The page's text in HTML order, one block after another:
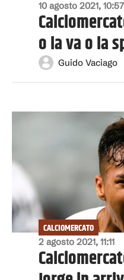
10 agosto 2021, 10:57
o la va o la
Guido Vaciago
2 agosto 2021, 11:11
CALCIOMERCATO